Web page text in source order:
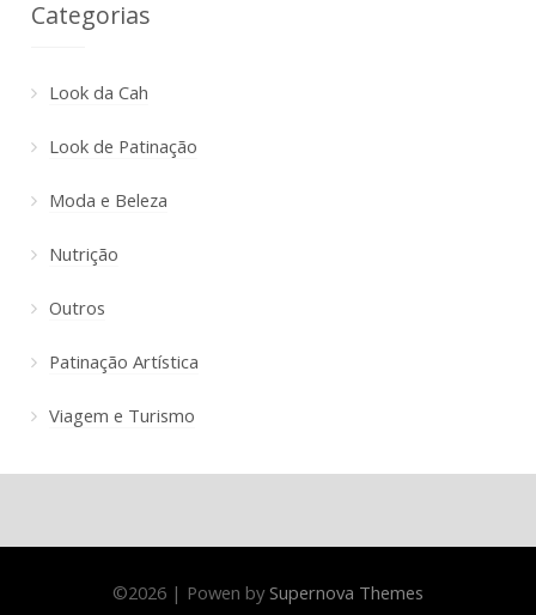
Categorias
Look da Cah
Look de Patinação
Moda e Beleza
Nutrição
Outros
Patinação Artística
Viagem e Turismo
©2026 | Powen by Supernova Themes